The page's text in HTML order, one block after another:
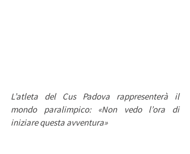
L’atleta del Cus Padova rappresenterà il
mondo paralimpico: «Non vedo l’ora di
iniziare questa avventura»